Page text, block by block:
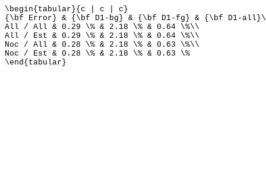
\begin{tabular}{c | c | c}
{\bf Error} & {\bf D1-bg} & {\bf D1-fg} & {\bf D1-
All / All & 0.29 \% & 2.18 \% & 0.64 \%\\
All / Est & 0.29 \% & 2.18 \% & 0.64 \%\\
Noc / All & 0.28 \% & 2.18 \% & 0.63 \%\\
Noc / Est & 0.28 \% & 2.18 \% & 0.63 \%
\end{tabular}